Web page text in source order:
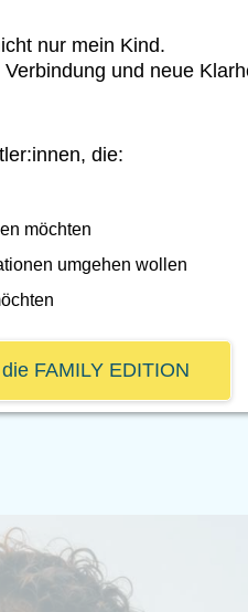
nur mein Kind.
und neue
die:
möchten
umgehen wollen
FAMILY EDITION